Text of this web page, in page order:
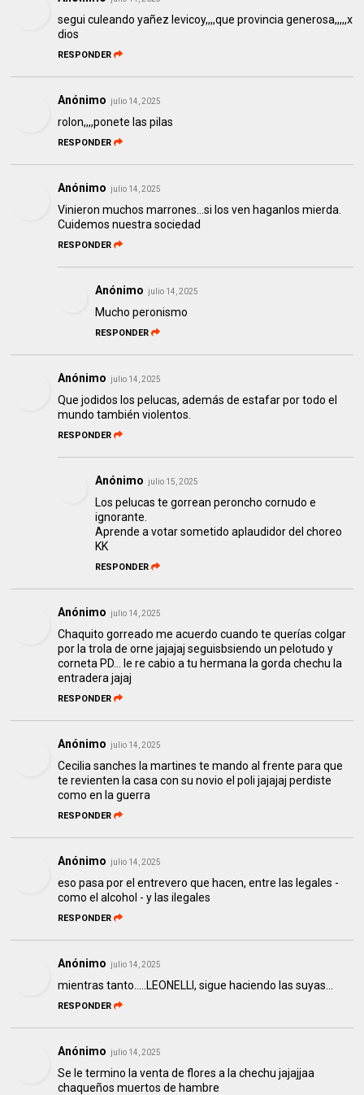
segui culeando yañez levicoy,,,,que provincia generosa,,,,,x
dios
RESPONDER
Anónimo julio 14, 2025
rolon,,,,ponete las pilas
RESPONDER
Anónimo julio 14, 2025
Vinieron muchos marrones...si los ven haganlos mierda.
Cuidemos nuestra sociedad
RESPONDER
Anónimo julio 14, 2025
Mucho peronismo
RESPONDER
Anónimo julio 14, 2025
Que jodidos los pelucas, además de estafar por todo el
mundo también violentos.
RESPONDER
Anónimo julio 15, 2025
Los pelucas te gorrean peroncho cornudo e
ignorante.
Aprende a votar sometido aplaudidor del choreo
KK
RESPONDER
Anónimo julio 14, 2025
Chaquito gorreado me acuerdo cuando te querías colgar
por la trola de orne jajajaj seguisbsiendo un pelotudo y
corneta PD... le re cabio a tu hermana la gorda chechu la
entradera jajaj
RESPONDER
Anónimo julio 14, 2025
Cecilia sanches la martines te mando al frente para que
te revienten la casa con su novio el poli jajajaj perdiste
como en la guerra
RESPONDER
Anónimo julio 14, 2025
eso pasa por el entrevero que hacen, entre las legales -
como el alcohol - y las ilegales
RESPONDER
Anónimo julio 14, 2025
mientras tanto.....LEONELLI, sigue haciendo las suyas...
RESPONDER
Anónimo julio 14, 2025
Se le termino la venta de flores a la chechu jajajjaa
chaqueños muertos de hambre